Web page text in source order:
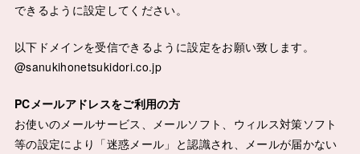
できるように設定してください。
以下ドメインを受信できるように設定をお願い致します。
@sanukihonetsukidori.co.jp
PCメールアドレスをご利用の方
お使いのメールサービス、メールソフト、ウィルス対策ソフト
等の設定により「迷惑メール」と認識され、メールが届かない